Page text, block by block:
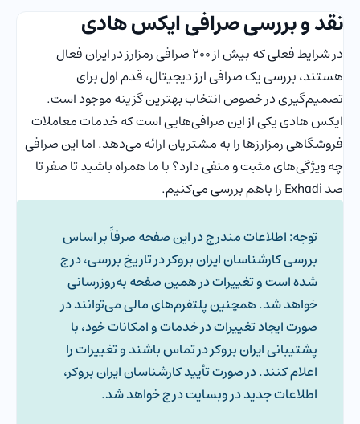
نقد و بررسی صرافی ایکس هادی
در شرایط فعلی که بیش از ۲۰۰ صرافی رمزارز در ایران فعال
هستند، بررسی یک صرافی ارز دیجیتال، قدم اول برای
تصمیم‌گیری در خصوص انتخاب بهترین گزینه موجود است.
ایکس هادی یکی از این صرافی‌هایی است که خدمات معاملات
فروشگاهی رمزارزها را به مشتریان ارائه می‌دهد. اما این صرافی
چه ویژگی‌های مثبت و منفی دارد؟ با ما همراه باشید تا صفر تا
صد Exhadi را باهم بررسی می‌کنیم.
توجه: اطلاعات مندرج در این صفحه صرفاََ بر اساس
بررسی کارشناسان ایران بروکر در تاریخ بررسی، درج
شده است و تغییرات در همین صفحه به‌روزرسانی
خواهد شد. همچنین پلتفرم‌های مالی می‌توانند در
صورت ایجاد تغییرات در خدمات و امکانات خود، با
پشتیبانی ایران بروکر در تماس باشند و تغییرات را
اعلام کنند. در صورت تأیید کارشناسان ایران بروکر،
اطلاعات جدید در وبسایت درج خواهد شد.